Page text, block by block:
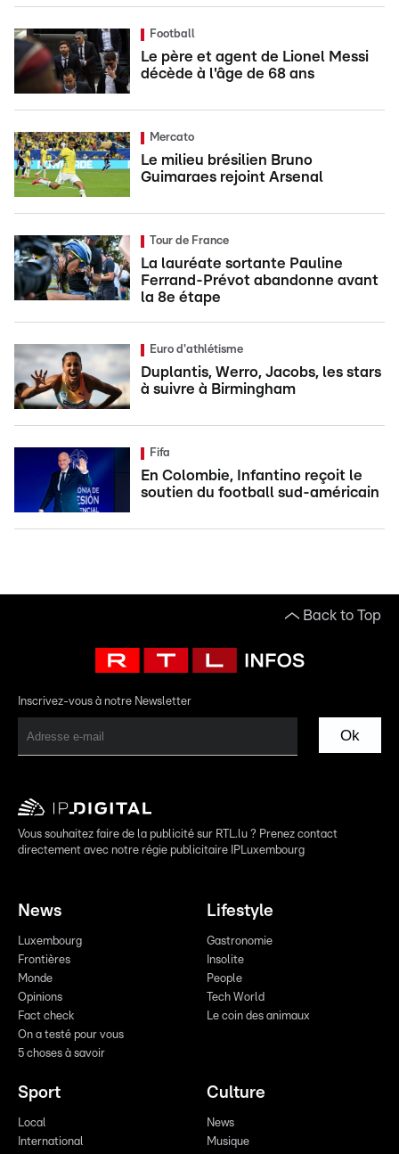
Football
Le père et agent de Lionel Messi
décède à l'âge de 68 ans
Mercato
Le milieu brésilien Bruno
Guimaraes rejoint Arsenal
Tour de France
La lauréate sortante Pauline
Ferrand-Prévot abandonne avant
la 8e étape
Euro d'athlétisme
Duplantis, Werro, Jacobs, les stars
à suivre à Birmingham
Fifa
En Colombie, Infantino reçoit le
soutien du football sud-américain
Back to Top
Inscrivez-vous à notre Newsletter
Ok
Vous souhaitez faire de la publicité sur RTL.lu ? Prenez contact
directement avec notre régie publicitaire IPLuxembourg
News
Luxembourg
Frontières
Monde
Opinions
Fact check
On a testé pour vous
5 choses à savoir
Lifestyle
Gastronomie
Insolite
People
Tech World
Le coin des animaux
Sport
Local
International
Culture
News
Musique